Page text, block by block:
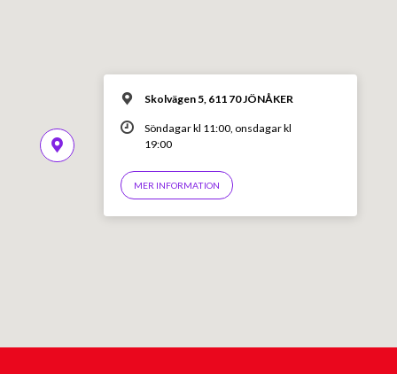
Skolvägen 5, 611 70 JÖNÅKER
Söndagar kl 11:00, onsdagar kl
19:00
MER INFORMATION